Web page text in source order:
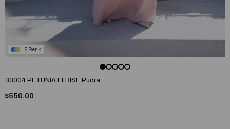
5
30004 PETUNIA ELBISE Pudra
$550.00